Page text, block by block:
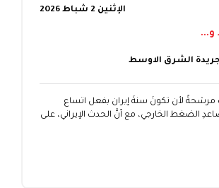
الإثنين 2 شباط 2026
و...
الشرق الاوسط
كانت مرشحةً لأن تكونَ سنةَ إيران بفعل اتساع
الضغط الخارجي، مع أنَّ الحدث الإيراني، على